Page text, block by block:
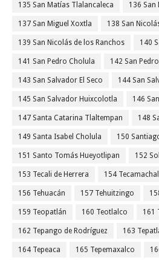
135 San Matías Tlalancaleca 136 San
137 San Miguel Xoxtla 138 San
139 San Nicolás de los Ranchos 140
141 San Pedro Cholula 142 San
143 San Salvador El Seco 144 San
145 San Salvador Huixcolotla 146
147 Santa Catarina Tlaltempan 148
149 Santa Isabel Cholula 150
151 Santo Tomás Hueyotlipan 152
153 Tecali de Herrera 154
156 Tehuacán 157 Tehuitzingo
159 Teopatlán 160 Teotlalco 161
162 Tepango de Rodríguez 163
164 Tepeaca 165 Tepemaxalco